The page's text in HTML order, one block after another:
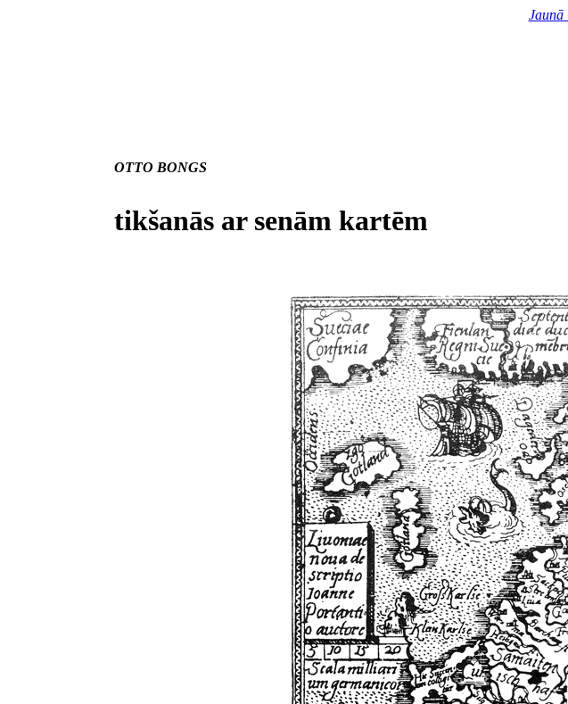
Jaunā
OTTO BONGS
tikšanās ar senām kartēm